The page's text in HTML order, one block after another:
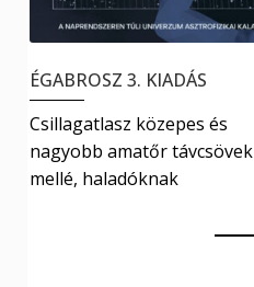
ÉGABROSZ 3. KIADÁS
Csillagatlasz közepes és
nagyobb amatőr távcsövek
mellé, haladóknak